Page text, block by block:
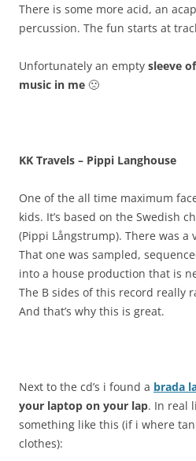
There is some more acid, an
percussion. The fun starts at
Unfortunately an empty sleeve
music in me 🙁
KK Travels – Pippi Langhouse
One of the all time maximum
kids. It’s based on the Swedish
(Pippi Långstrump). There was
That one was sampled,
into a house production that is
The B sides of this record really
And that’s why this is great.
Next to the cd’s i found a brada
your laptop on your lap. In real
something like this (if i where
clothes):